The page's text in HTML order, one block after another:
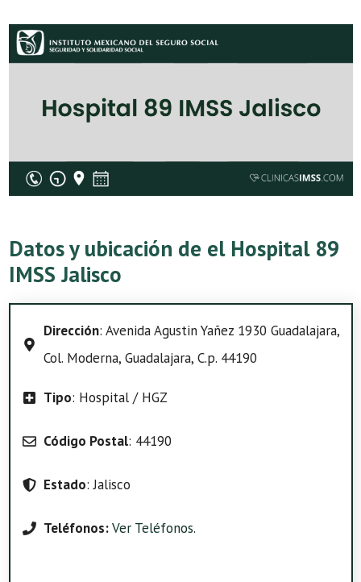
Datos y ubicación de el Hospital 89
IMSS Jalisco
Dirección: Avenida Agustin Yañez 1930 Guadalajara,
Col. Moderna, Guadalajara, C.p. 44190
Tipo: Hospital / HGZ
Código Postal: 44190
Estado: Jalisco
Teléfonos:Ver Teléfonos.